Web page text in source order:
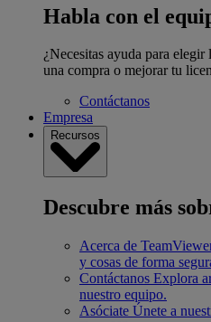
Habla con el
¿Necesitas ayuda para
una compra o mejorar tu
Contáctanos
Empresa
Recursos
Descubre más
Acerca de
y cosas de forma
Contáctanos Explora
nuestro equipo.
Asóciate Únete a